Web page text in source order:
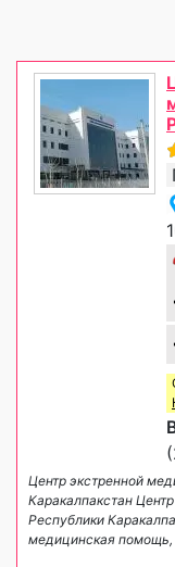
Центр экстренной
Каракалпакстан
Республики
медицинская помощь,